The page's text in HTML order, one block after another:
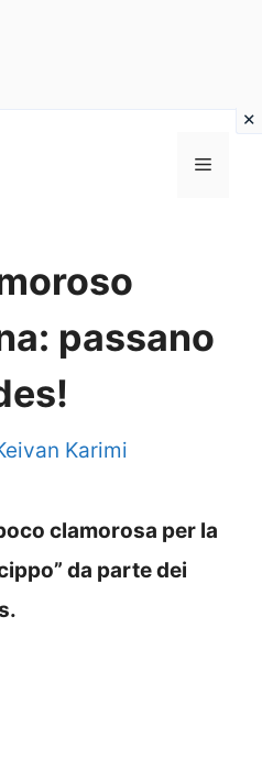
MENU
passano
Karimi
clamorosa per la
da parte dei